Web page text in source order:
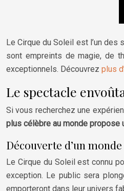
Le Cirque du Soleil est l’un
sont empreints de magie, de
exceptionnels. Découvrez plus
Le spectacle
Si vous recherchez une
plus célèbre au monde propose
Découverte d’un
Le Cirque du Soleil est connu
exception. Le public sera
emporteront dans leur univers